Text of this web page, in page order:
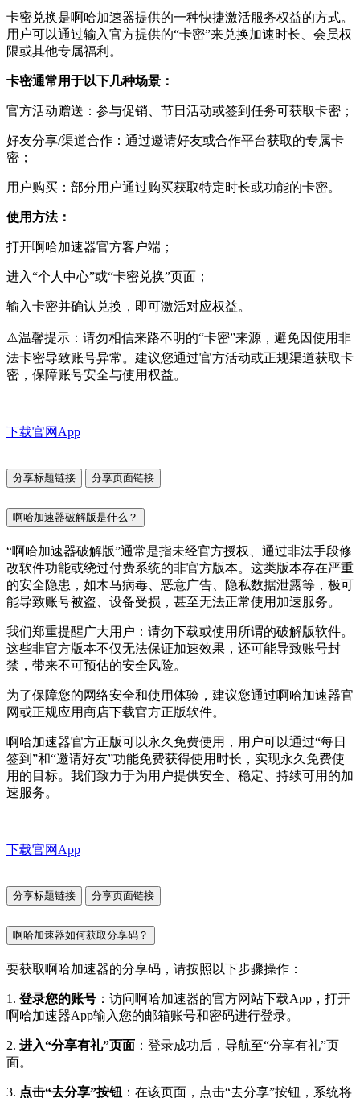
卡密兑换是啊哈加速器提供的一种快捷激活服务权益的方式。
用户可以通过输入官方提供的“卡密”来兑换加速时长、会员权
限或其他专属福利。
卡密通常用于以下几种场景：
官方活动赠送：参与促销、节日活动或签到任务可获取卡密；
好友分享/渠道合作：通过邀请好友或合作平台获取的专属卡
密；
用户购买：部分用户通过购买获取特定时长或功能的卡密。
使用方法：
打开啊哈加速器官方客户端；
进入“个人中心”或“卡密兑换”页面；
输入卡密并确认兑换，即可激活对应权益。
⚠️温馨提示：请勿相信来路不明的“卡密”来源，避免因使用非
法卡密导致账号异常。建议您通过官方活动或正规渠道获取卡
密，保障账号安全与使用权益。
下载官网App
分享标题链接 分享页面链接
啊哈加速器破解版是什么？
“啊哈加速器破解版”通常是指未经官方授权、通过非法手段修
改软件功能或绕过付费系统的非官方版本。这类版本存在严重
的安全隐患，如木马病毒、恶意广告、隐私数据泄露等，极可
能导致账号被盗、设备受损，甚至无法正常使用加速服务。
我们郑重提醒广大用户：请勿下载或使用所谓的破解版软件。
这些非官方版本不仅无法保证加速效果，还可能导致账号封
禁，带来不可预估的安全风险。
为了保障您的网络安全和使用体验，建议您通过啊哈加速器官
网或正规应用商店下载官方正版软件。
啊哈加速器官方正版可以永久免费使用，用户可以通过“每日
签到”和“邀请好友”功能免费获得使用时长，实现永久免费使
用的目标。我们致力于为用户提供安全、稳定、持续可用的加
速服务。
下载官网App
分享标题链接 分享页面链接
啊哈加速器如何获取分享码？
要获取啊哈加速器的分享码，请按照以下步骤操作：
1. 登录您的账号 ：访问啊哈加速器的官方网站下载App，打开
啊哈加速器App输入您的邮箱账号和密码进行登录。
2. 进入“分享有礼”页面 ：登录成功后，导航至“分享有礼”页
面。
3. 点击“去分享”按钮 ：在该页面，点击“去分享”按钮，系统将